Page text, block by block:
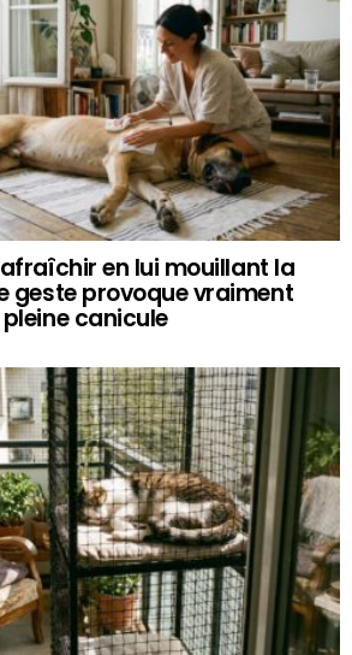
en lui mouillant la
geste provoque vraiment
canicule